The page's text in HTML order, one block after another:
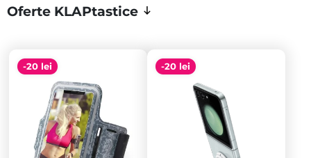
Oferte KLAPtastice
-20 lei -20 lei